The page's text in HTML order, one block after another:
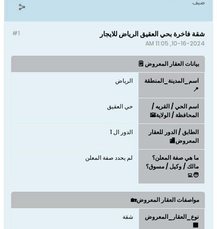
#1 شقة فاخرة بحي العقيق الرياض للايجار
10-16-2024, 11:05 AM
بيانات العقار المعروض 🗒️
اسم_المدينة_المنطقة
📍
الرياض
اسم الحي / القريه /
المحافظة / الولاية🌇
حي العقيق
الطابق / الدور للعقار
المعروض🏬
الدور ال 1
ما هي صفة المعلن؟
مالك / وكيل / مسوق؟
🧑‍💻
لم يحدد صفة المعلن
مواصفات العقار المعروض🏡
نوع_العقار_المعروض
🏢
شقة